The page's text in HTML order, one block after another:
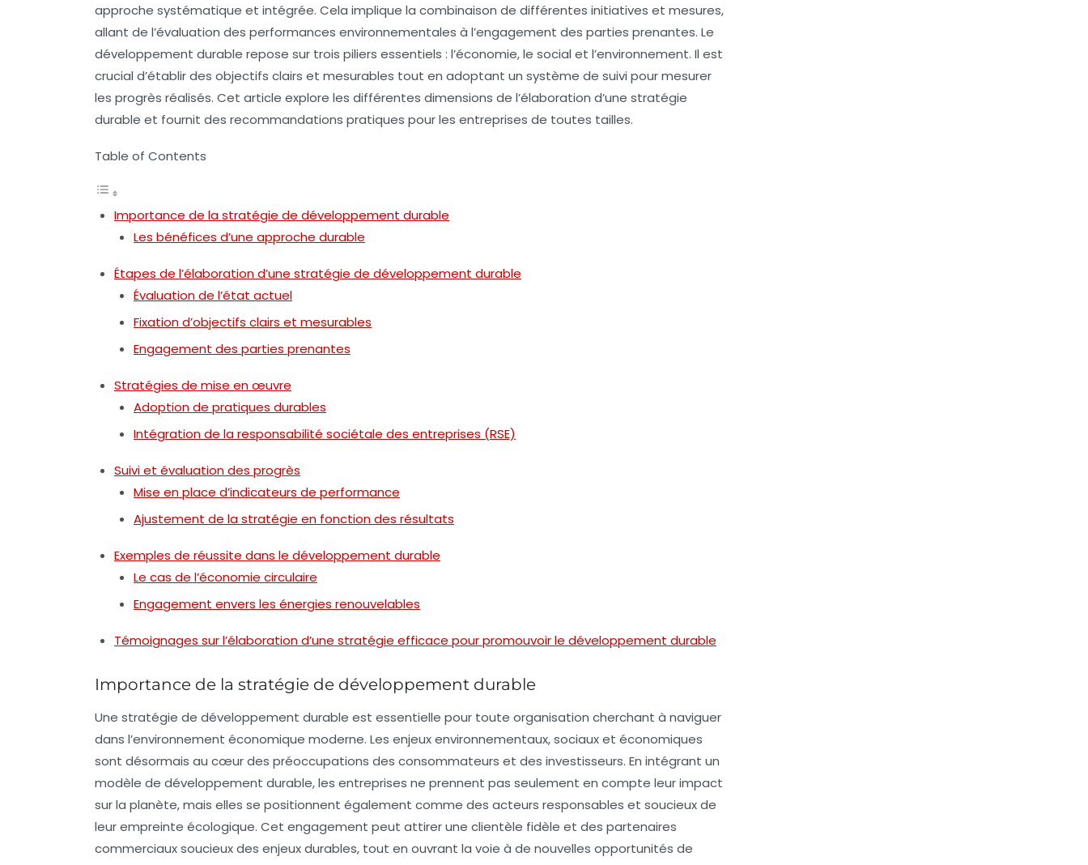
approche systématique et intégrée. Cela implique la combinaison de différentes initiatives et mesures,
allant de l’évaluation des performances environnementales à l’engagement des parties prenantes. Le
développement durable repose sur trois piliers essentiels : l’économie, le social et l’environnement. Il est
crucial d’établir des objectifs clairs et mesurables tout en adoptant un système de suivi pour mesurer
les progrès réalisés. Cet article explore les différentes dimensions de l’élaboration d’une stratégie
durable et fournit des recommandations pratiques pour les entreprises de toutes tailles.
Table of Contents
Importance de la stratégie de développement durable
Les bénéfices d’une approche durable
Étapes de l’élaboration d’une stratégie de développement durable
Évaluation de l’état actuel
Fixation d’objectifs clairs et mesurables
Engagement des parties prenantes
Stratégies de mise en œuvre
Adoption de pratiques durables
Intégration de la responsabilité sociétale des entreprises (RSE)
Suivi et évaluation des progrès
Mise en place d’indicateurs de performance
Ajustement de la stratégie en fonction des résultats
Exemples de réussite dans le développement durable
Le cas de l’économie circulaire
Engagement envers les énergies renouvelables
Témoignages sur l’élaboration d’une stratégie efficace pour promouvoir le développement durable
Importance de la stratégie de développement durable
Une stratégie de développement durable est essentielle pour toute organisation cherchant à naviguer
dans l’environnement économique moderne. Les enjeux environnementaux, sociaux et économiques
sont désormais au cœur des préoccupations des consommateurs et des investisseurs. En intégrant un
modèle de développement durable, les entreprises ne prennent pas seulement en compte leur impact
sur la planète, mais elles se positionnent également comme des acteurs responsables et soucieux de
leur empreinte écologique. Cet engagement peut attirer une clientèle fidèle et des partenaires
commerciaux soucieux des enjeux durables, tout en ouvrant la voie à de nouvelles opportunités de